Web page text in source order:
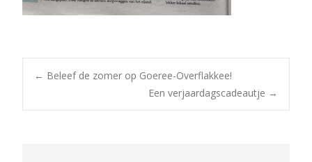
Post
← Beleef de zomer op Goeree-Overflakkee!
Een verjaardagscadeautje →